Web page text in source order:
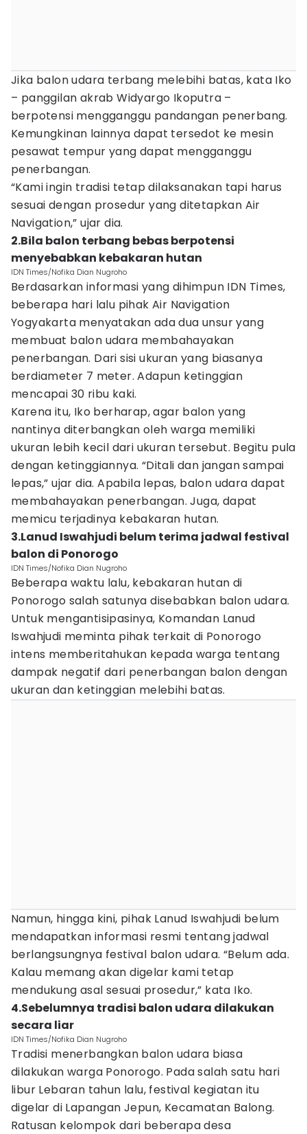
Jika balon udara terbang melebihi batas, kata Iko
– panggilan akrab Widyargo Ikoputra –
berpotensi mengganggu pandangan penerbang.
Kemungkinan lainnya dapat tersedot ke mesin
pesawat tempur yang dapat mengganggu
penerbangan.
“Kami ingin tradisi tetap dilaksanakan tapi harus
sesuai dengan prosedur yang ditetapkan Air
Navigation,” ujar dia.
2.Bila balon terbang bebas berpotensi
menyebabkan kebakaran hutan
IDN Times/Nofika Dian Nugroho
Berdasarkan informasi yang dihimpun IDN Times,
beberapa hari lalu pihak Air Navigation
Yogyakarta menyatakan ada dua unsur yang
membuat balon udara membahayakan
penerbangan. Dari sisi ukuran yang biasanya
berdiameter 7 meter. Adapun ketinggian
mencapai 30 ribu kaki.
Karena itu, Iko berharap, agar balon yang
nantinya diterbangkan oleh warga memiliki
ukuran lebih kecil dari ukuran tersebut. Begitu pula
dengan ketinggiannya. “Ditali dan jangan sampai
lepas,” ujar dia. Apabila lepas, balon udara dapat
membahayakan penerbangan. Juga, dapat
memicu terjadinya kebakaran hutan.
3.Lanud Iswahjudi belum terima jadwal festival
balon di Ponorogo
IDN Times/Nofika Dian Nugroho
Beberapa waktu lalu, kebakaran hutan di
Ponorogo salah satunya disebabkan balon udara.
Untuk mengantisipasinya, Komandan Lanud
Iswahjudi meminta pihak terkait di Ponorogo
intens memberitahukan kepada warga tentang
dampak negatif dari penerbangan balon dengan
ukuran dan ketinggian melebihi batas.
Namun, hingga kini, pihak Lanud Iswahjudi belum
mendapatkan informasi resmi tentang jadwal
berlangsungnya festival balon udara. “Belum ada.
Kalau memang akan digelar kami tetap
mendukung asal sesuai prosedur,” kata Iko.
4.Sebelumnya tradisi balon udara dilakukan
secara liar
IDN Times/Nofika Dian Nugroho
Tradisi menerbangkan balon udara biasa
dilakukan warga Ponorogo. Pada salah satu hari
libur Lebaran tahun lalu, festival kegiatan itu
digelar di Lapangan Jepun, Kecamatan Balong.
Ratusan kelompok dari beberapa desa